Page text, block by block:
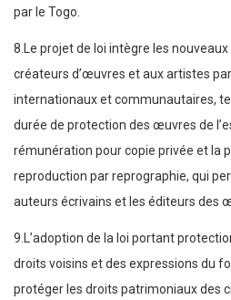
par le Togo.
8.Le projet de loi intègre les
créateurs d’œuvres et aux artistes
internationaux et communautaires,
durée de protection des œuvres de
rémunération pour copie privée et la
reproduction par reprographie, qui
auteurs écrivains et les éditeurs des
9.L’adoption de la loi portant
droits voisins et des expressions du
protéger les droits patrimoniaux des